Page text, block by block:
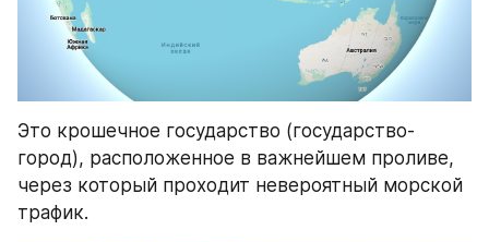
Это крошечное государство (государство-
город), расположенное в важнейшем проливе,
через который проходит невероятный морской
трафик.